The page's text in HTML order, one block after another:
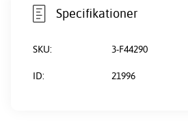
Specifikationer
SKU: 3-F44290
ID: 21996